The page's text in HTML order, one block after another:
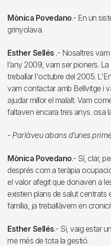
Mònica Povedano.- En un
grinyolava.
Esther Sellés .- Nosaltres
l’any 2009, vam ser pioners.
treballar l'octubre del 2005.
vam contactar amb Bellvitge i
ajudar millor el malalt. Vam
faltaven encara tres anys. osa
- Parlàveu abans d’unes
Mònica Povedano.- Sí, clar,
després com a teràpia
el valor afegit que donaven a
existien plans de salut centrats
família, ja treballàvem en
Esther Sellés.- Si, vaig estar
me més de tota la gestió.